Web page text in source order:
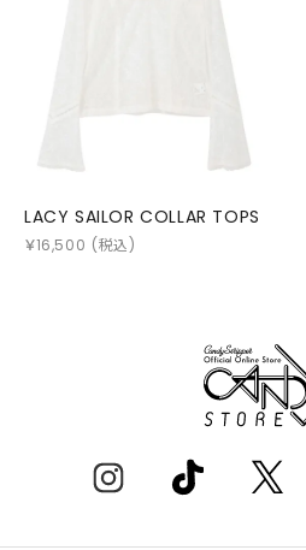
LACY SAILOR COLLAR TOPS
￥16,500 (税込)